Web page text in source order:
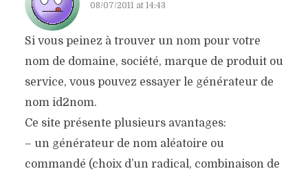
08/07/2011 at 14:43
Si vous peinez à trouver un nom pour votre
nom de domaine, société, marque de produit ou
service, vous pouvez essayer le générateur de
nom id2nom.
Ce site présente plusieurs avantages:
– un générateur de nom aléatoire ou
commandé (choix d’un radical, combinaison de